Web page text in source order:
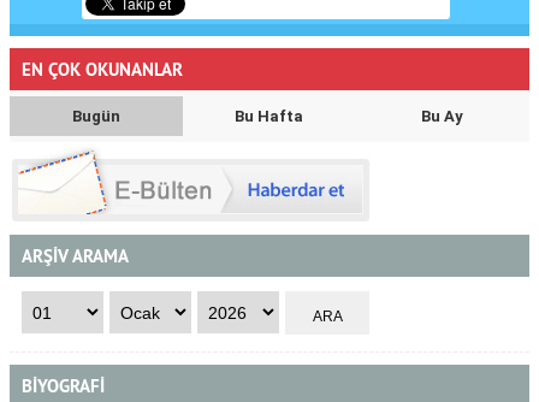
EN ÇOK OKUNANLAR
Bugün Bu Hafta Bu Ay
ARŞİV ARAMA
BİYOGRAFİ